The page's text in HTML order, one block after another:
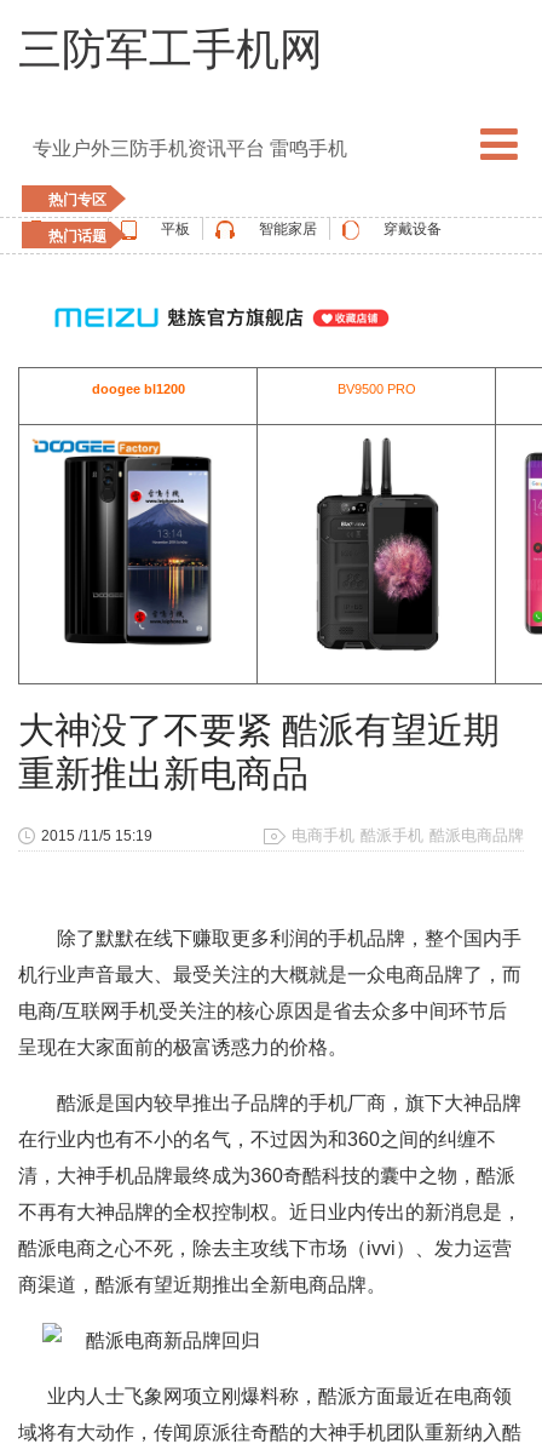
三防军工手机网
专业户外三防手机资讯平台 雷鸣手机
热门专区
手机
平板 智能家居 穿戴设备
热门话题
vernee
doogee bl1200 BV9500 PRO
大神没了不要紧 酷派有望近期
重新推出新电商品
电商手机 酷派手机 酷派电商品牌
2015 /11/5 15:19
除了默默在线下赚取更多利润的手机品牌，整个国内手
机行业声音最大、最受关注的大概就是一众电商品牌了，而
电商/互联网手机受关注的核心原因是省去众多中间环节后
呈现在大家面前的极富诱惑力的价格。
酷派是国内较早推出子品牌的手机厂商，旗下大神品牌
在行业内也有不小的名气，不过因为和360之间的纠缠不
清，大神手机品牌最终成为360奇酷科技的囊中之物，酷派
不再有大神品牌的全权控制权。近日业内传出的新消息是，
酷派电商之心不死，除去主攻线下市场（ivvi）、发力运营
商渠道，酷派有望近期推出全新电商品牌。
业内人士飞象网项立刚爆料称，酷派方面最近在电商领
域将有大动作，传闻原派往奇酷的大神手机团队重新纳入酷